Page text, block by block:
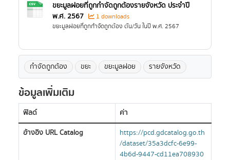
ขยะมูลฝอยที่ถูกกำจัดถูกต้องรายจังหวัด ประจำปี
พ.ศ. 2567
1 downloads
ขยะมูลฝอยที่ถูกกำจัดถูกต้อง ตัน/วัน ในปี พ.ศ. 2567
กำจัดถูกต้อง ขยะ ขยะมูลฝอย รายจังหวัด
ข้อมูลเพิ่มเติม
ฟิลด์
ค่า
อ้างอิง URL Catalog
https://pcd.gdcatalog.go.th
/dataset/35a3dcfc-6e99-
4b6d-9447-cd11ea708930